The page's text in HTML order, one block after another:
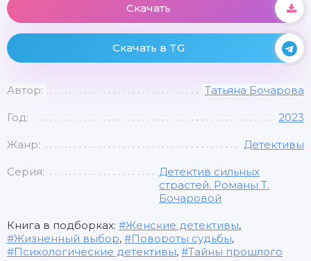
Скачать
Скачать в TG
Автор: Татьяна Бочарова
Год: 2023
Жанр: Детективы
Серия:
Детектив сильных
страстей. Романы Т.
Бочаровой
Книга в подборках: Женские детективы,
Жизненный выбор, Повороты судьбы,
Психологические детективы, Тайны прошлого